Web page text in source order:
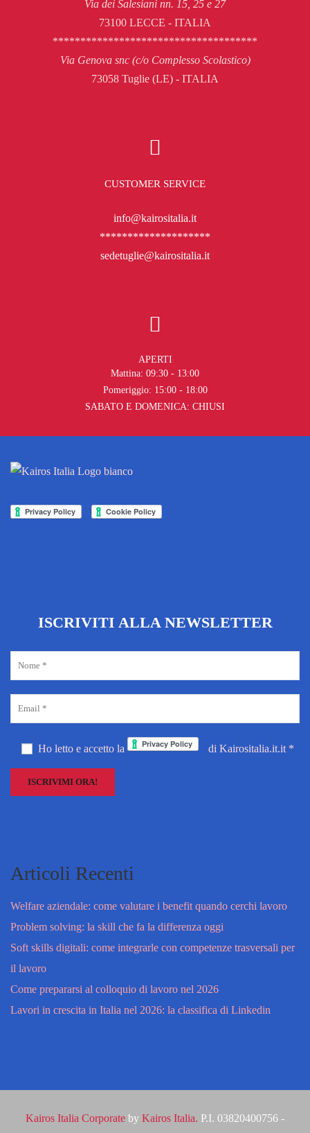
Via dei Salesiani nn. 15, 25 e 27
73100 LECCE - ITALIA
*************************************
Via Genova snc (c/o Complesso Scolastico)
73058 Tuglie (LE) - ITALIA
CUSTOMER SERVICE
info@kairositalia.it
********************
sedetuglie@kairositalia.it
APERTI
Mattina: 09:30 - 13:00
Pomeriggio: 15:00 - 18:00
SABATO E DOMENICA: CHIUSI
ISCRIVITI ALLA NEWSLETTER
Ho letto e accetto la di Kairositalia.it.it *
Articoli Recenti
Welfare aziendale: come valutare i benefit quando cerchi lavoro
Problem solving: la skill che fa la differenza oggi
Soft skills digitali: come integrarle con competenze trasversali per
il lavoro
Come prepararsi al colloquio di lavoro nel 2026
Lavori in crescita in Italia nel 2026: la classifica di Linkedin
Kairos Italia Corporate by Kairos Italia. P.I. 03820400756 -